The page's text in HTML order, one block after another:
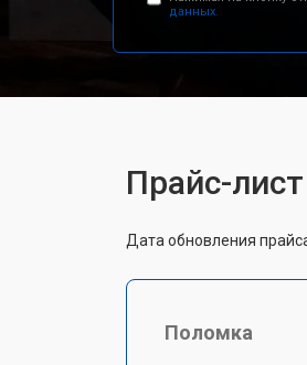
данных.
Прайс-
Дата обновления
Поломка